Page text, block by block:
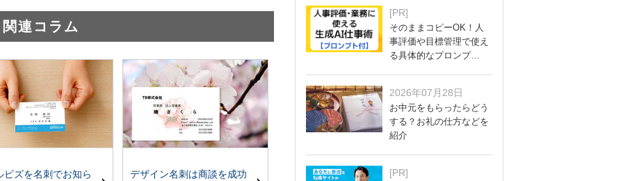
関連コラム
ビズを名刺でお知ら
デザイン名刺は商談を成功
[PR]
そのままコピーOK！人
事評価や目標管理で使え
る具体的なプロンプ…
2026年07月28日
お中元をもらったらどう
する？お礼の仕方などを
紹介
[PR]